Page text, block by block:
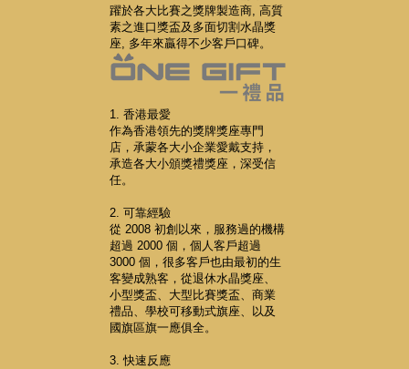
躍於各大比賽之獎牌製造商, 高質
素之進口獎盃及多面切割水晶獎
座, 多年來贏得不少客戶口碑。
1. 香港最愛
作為香港領先的獎牌獎座專門
店，承蒙各大小企業愛戴支持，
承造各大小頒獎禮獎座，深受信
任。
2. 可靠經驗
從 2008 初創以來，服務過的機構
超過 2000 個，個人客戶超過
3000 個，很多客戶也由最初的生
客變成熟客，從退休水晶獎座、
小型獎盃、大型比賽獎盃、商業
禮品、學校可移動式旗座、以及
國旗區旗一應俱全。
3. 快速反應